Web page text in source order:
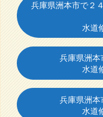
兵庫県洲本市で２
水道
兵庫県洲
水道
兵庫県洲
水道